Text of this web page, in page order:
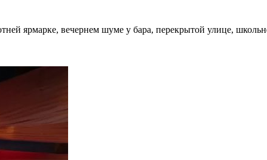
ярмарке, вечернем шуме у бара, перекрытой улице,